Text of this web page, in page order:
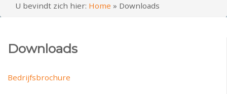
U bevindt zich hier: Home » Downloads
Downloads
Bedrijfsbrochure